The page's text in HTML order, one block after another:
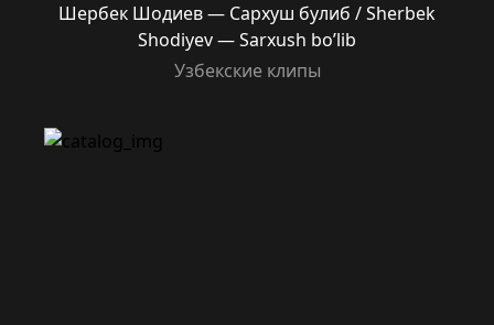
Шербек Шодиев — Сархуш булиб / Sherbek
Shodiyev — Sarxush bo’lib
Узбекские клипы